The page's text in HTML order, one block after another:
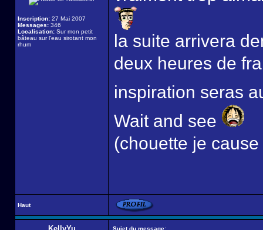
Inscription: 27 Mai 2007
Messages: 346
Localisation: Sur mon petit
bâteau sur l'eau sirotant mon
rhum
la suite arrivera
deux heures de
inspiration seras
Wait and see
(chouette je
Haut
Sujet du message: